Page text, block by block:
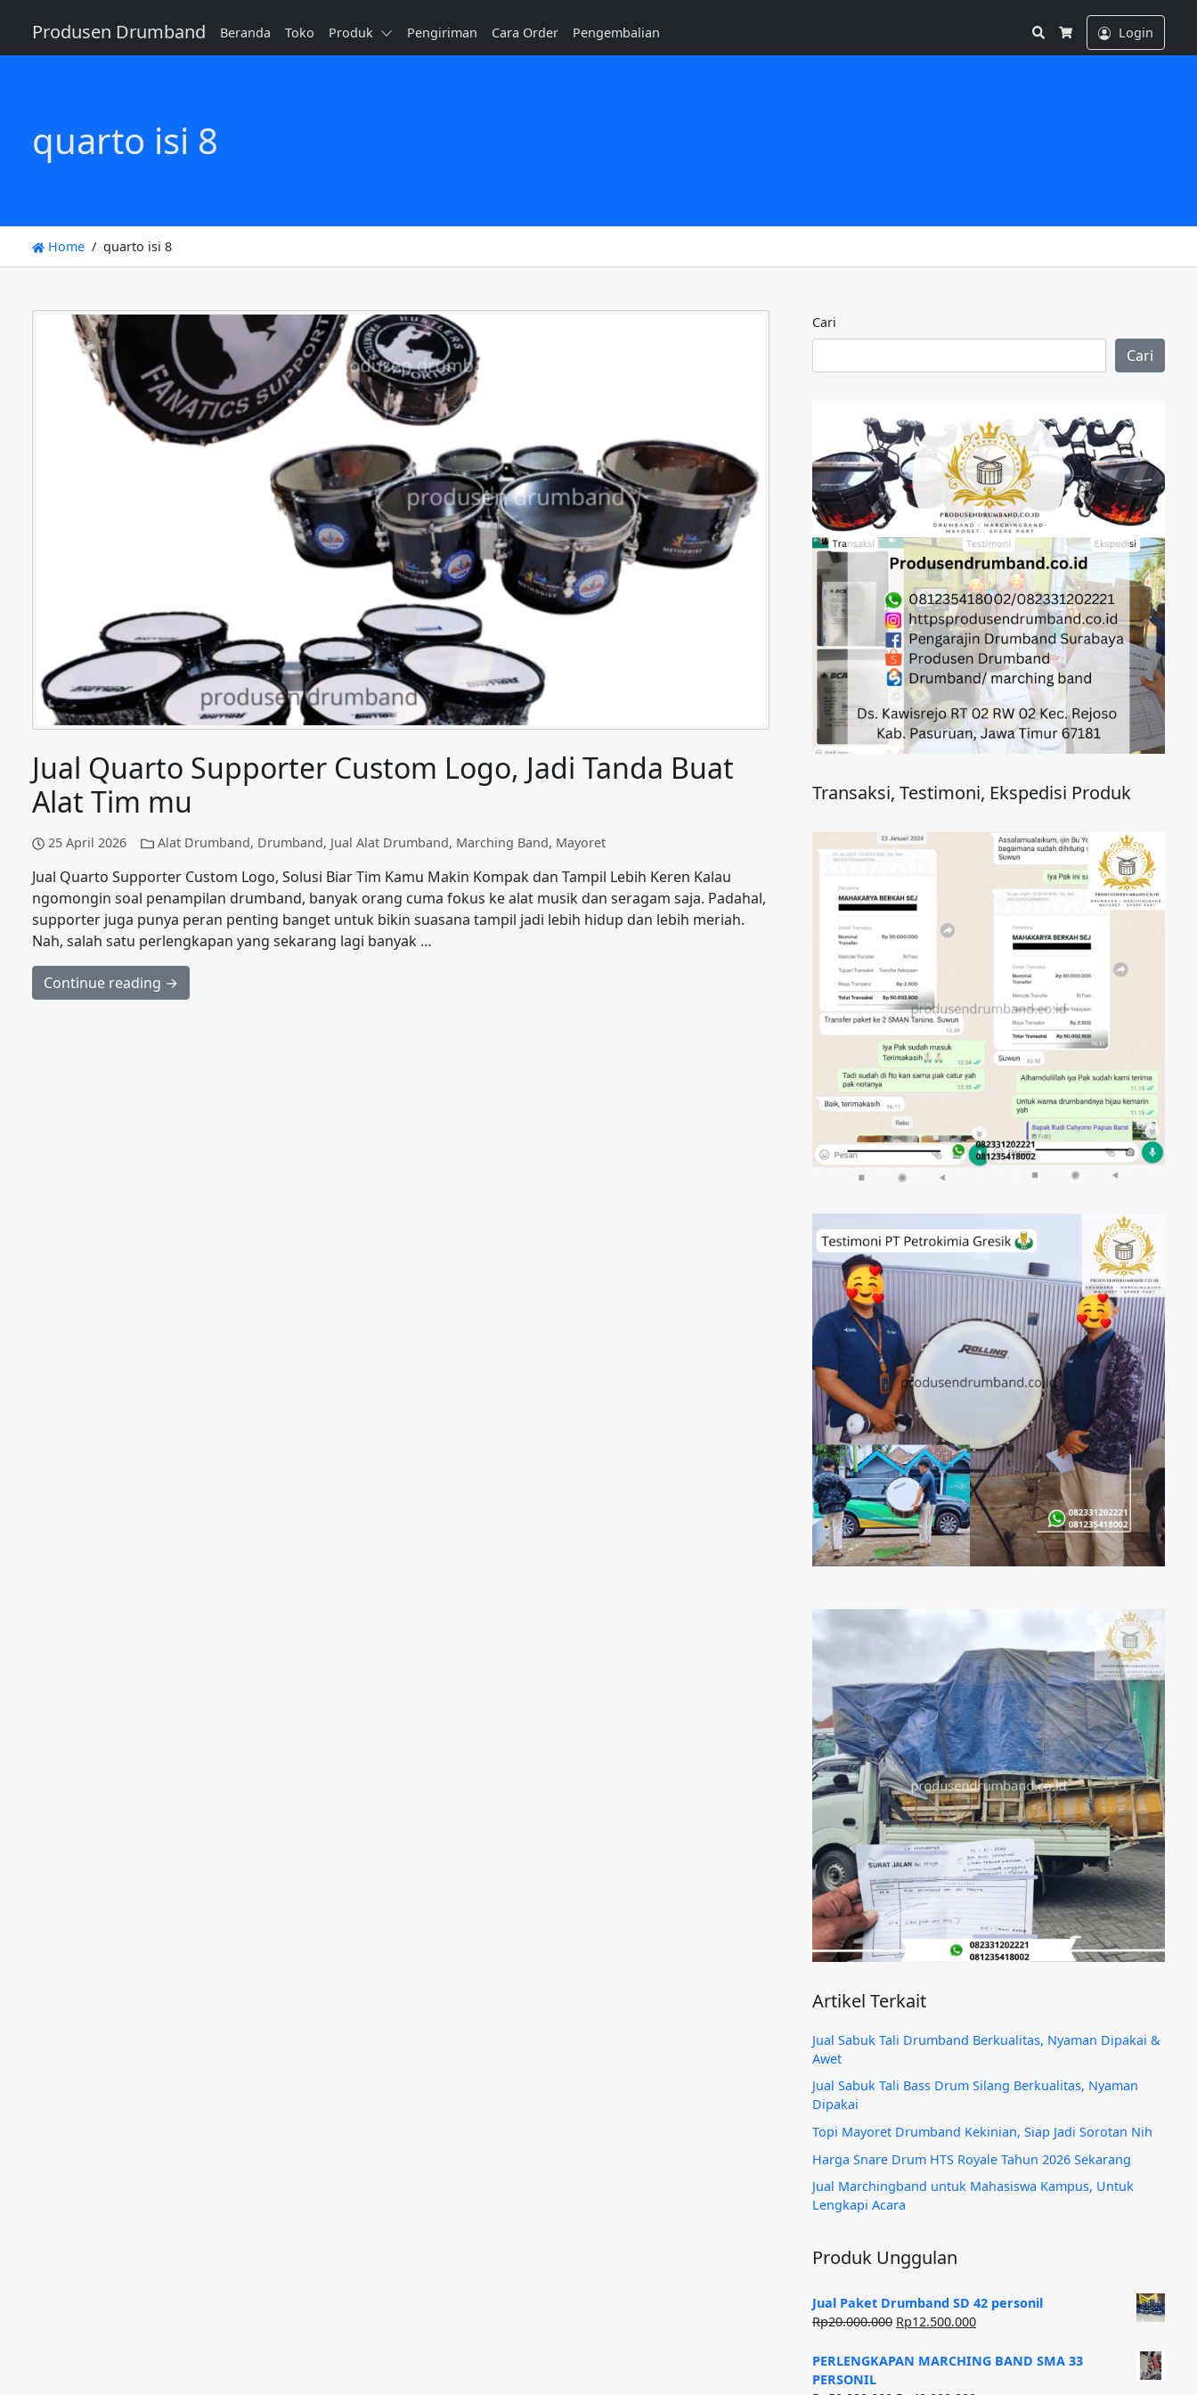
Produsen Drumband Beranda Toko Produk Pengiriman Cara Order Pengembalian
Search
Cart
Login
quarto isi 8
Home quarto isi 8
Jual Quarto Supporter Custom Logo, Jadi Tanda Buat
Alat Tim mu
25 April 2026 Alat Drumband, Drumband, Jual Alat Drumband, Marching Band, Mayoret
Jual Quarto Supporter Custom Logo, Solusi Biar Tim Kamu Makin Kompak dan Tampil Lebih Keren Kalau
ngomongin soal penampilan drumband, banyak orang cuma fokus ke alat musik dan seragam saja. Padahal,
supporter juga punya peran penting banget untuk bikin suasana tampil jadi lebih hidup dan lebih meriah.
Nah, salah satu perlengkapan yang sekarang lagi banyak …
Continue reading →
Cari
Cari
Transaksi, Testimoni, Ekspedisi Produk
Artikel Terkait
Jual Sabuk Tali Drumband Berkualitas, Nyaman Dipakai &
Awet
Jual Sabuk Tali Bass Drum Silang Berkualitas, Nyaman
Dipakai
Topi Mayoret Drumband Kekinian, Siap Jadi Sorotan Nih
Harga Snare Drum HTS Royale Tahun 2026 Sekarang
Jual Marchingband untuk Mahasiswa Kampus, Untuk
Lengkapi Acara
Produk Unggulan
Jual Paket Drumband SD 42 personil
Rp20.000.000 Harga
adalah:
Rp12.500.000Harga
ini
PERLENGKAPAN MARCHING BAND SMA 33
PERSONIL